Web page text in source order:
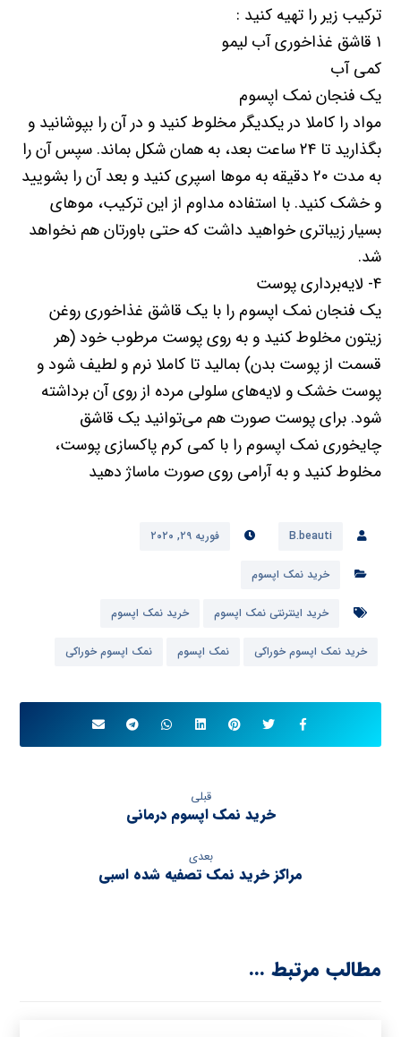
ترکیب زیر را تهیه کنید :
۱ قاشق غذاخوری آب لیمو
کمی آب
یک فنجان نمک اپسوم
مواد را کاملا در یکدیگر مخلوط کنید و در آن را بپوشانید و
بگذارید تا ۲۴ ساعت بعد، به همان شکل بماند. سپس آن را
به مدت ۲۰ دقیقه به موها اسپری کنید و بعد آن را بشویید
و خشک کنید. با استفاده مداوم از این ترکیب، موهای
بسیار زیباتری خواهید داشت که حتی باورتان هم نخواهد
شد.
۴- لایه‌برداری پوست
یک فنجان نمک اپسوم را با یک قاشق غذاخوری روغن
زیتون مخلوط کنید و به روی پوست مرطوب خود (هر
قسمت از پوست بدن) بمالید تا کاملا نرم و لطیف شود و
پوست خشک و لایه‌های سلولی مرده از روی آن برداشته
شود. برای پوست صورت هم می‌توانید یک قاشق
چایخوری نمک اپسوم را با کمی کرم پاکسازی پوست،
مخلوط کنید و به آرامی روی صورت ماساژ دهید
B.beauti فوریه ۲۹, ۲۰۲۰
خرید نمک اپسوم
خرید اینترنتی نمک اپسوم خرید نمک اپسوم
خرید نمک اپسوم خوراکی نمک اپسوم نمک اپسوم خوراکی
قبلی
خرید نمک اپسوم درمانی
بعدی
مراکز خرید نمک تصفیه شده اسبی
مطالب مرتبط ...